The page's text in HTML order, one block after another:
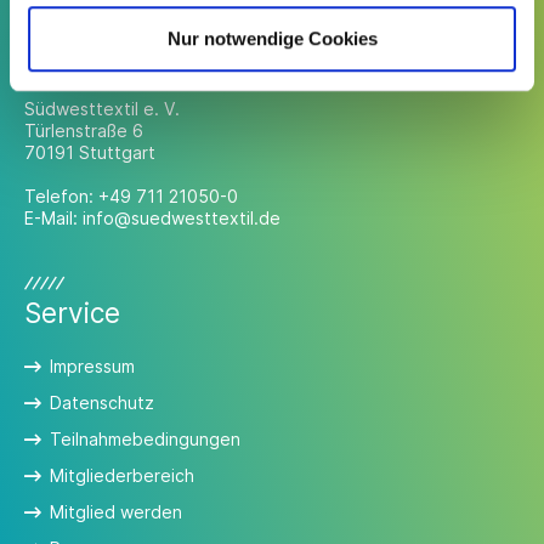
Nur notwendige Cookies
Südwesttextil e. V.
Türlenstraße 6
70191 Stuttgart
Telefon: +49 711 21050-0
E-Mail: info@suedwesttextil.de
Service
Impressum
Datenschutz
Teilnahmebedingungen
Mitgliederbereich
Mitglied werden